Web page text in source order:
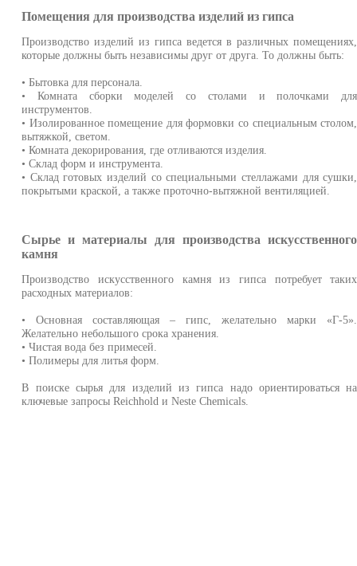
Помещения для производства изделий из гипса
Производство изделий из гипса ведется в различных помещениях,
которые должны быть независимы друг от друга. То должны быть:
• Бытовка для персонала.
• Комната сборки моделей со столами и полочками для
инструментов.
• Изолированное помещение для формовки со специальным столом,
вытяжкой, светом.
• Комната декорирования, где отливаются изделия.
• Склад форм и инструмента.
• Склад готовых изделий со специальными стеллажами для сушки,
покрытыми краской, а также проточно-вытяжной вентиляцией.
Сырье и материалы для производства искусственного
камня
Производство искусственного камня из гипса потребует таких
расходных материалов:
• Основная составляющая – гипс, желательно марки «Г-5».
Желательно небольшого срока хранения.
• Чистая вода без примесей.
• Полимеры для литья форм.
В поиске сырья для изделий из гипса надо ориентироваться на
ключевые запросы Reichhold и Neste Chemicals.